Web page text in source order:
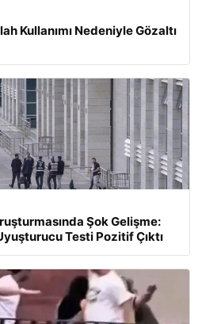
Kullanımı Nedeniyle Gözaltı
Şok Gelişme:
Testi Pozitif Çıktı